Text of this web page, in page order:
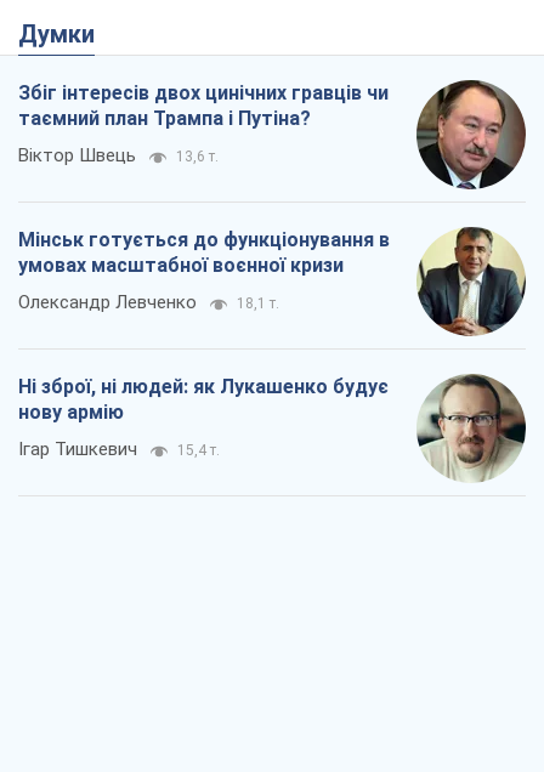
Думки
Збіг інтересів двох цинічних гравців чи
таємний план Трампа і Путіна?
Віктор Швець 13,6 т.
Мінськ готується до функціонування в
умовах масштабної воєнної кризи
Олександр Левченко 18,1 т.
Ні зброї, ні людей: як Лукашенко будує
нову армію
Ігар Тишкевич 15,4 т.